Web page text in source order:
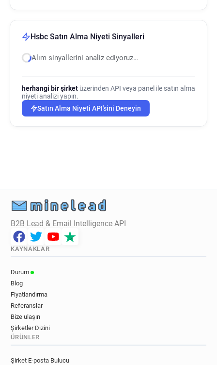
Hsbc Satın Alma Niyeti Sinyalleri
Alım sinyallerini analiz ediyoruz…
herhangi bir şirket üzerinden API veya panel ile satın alma
niyeti analizi yapın.
Satın Alma Niyeti API'sini Deneyin
B2B Lead & Email Intelligence API
KAYNAKLAR
Durum
Blog
Fiyatlandırma
Referanslar
Bize ulaşın
Şirketler Dizini
ÜRÜNLER
Şirket E-posta Bulucu